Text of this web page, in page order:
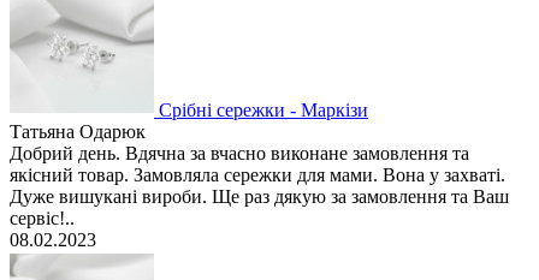
Срібні сережки - Маркізи
Татьяна Одарюк
Добрий день. Вдячна за вчасно виконане замовлення та
якісний товар. Замовляла сережки для мами. Вона у захваті.
Дуже вишукані вироби. Ще раз дякую за замовлення та Ваш
сервіс!..
08.02.2023